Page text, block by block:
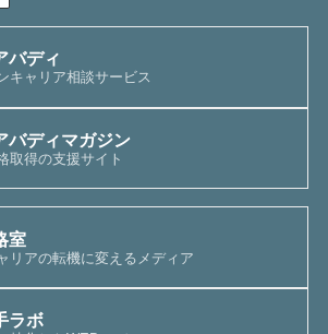
バディ
キャリア相談サービス
バディマガジン
取得の支援サイト
室
リアの転機に変えるメディア
ラボ